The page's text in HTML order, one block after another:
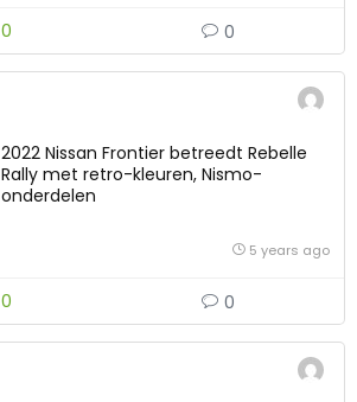
0 0
2022 Nissan Frontier betreedt Rebelle
Rally met retro-kleuren, Nismo-
onderdelen
5 years ago
0 0